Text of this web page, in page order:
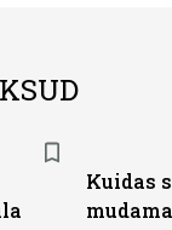
Kuidas